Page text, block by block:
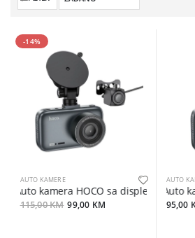
-14%
AUTO KAMERE
Auto kamera HOCO sa displejom
115,00 KM 99,00 KM
AUTO
Auto
95,00